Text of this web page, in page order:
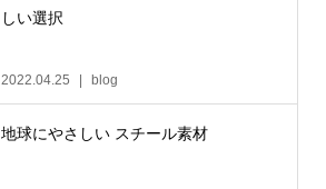
しい選択
2022.04.25 blog
地球にやさしい スチール素材